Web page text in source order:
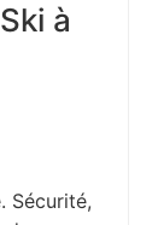
à
Sécurité,